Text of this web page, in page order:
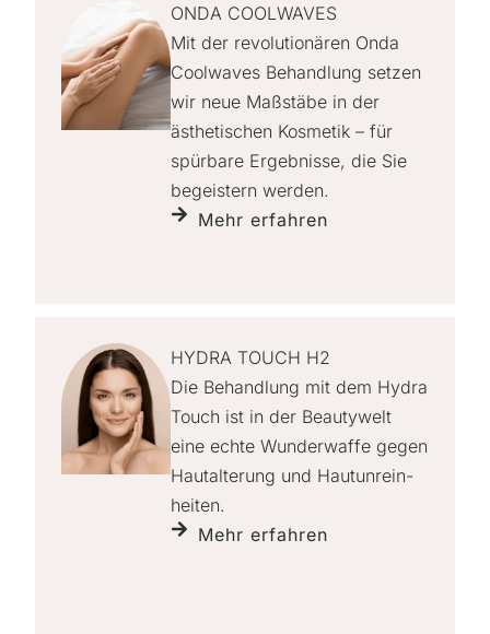
ONDA COOLWAVES
Mit der revolutionären Onda
Coolwaves Behandlung setzen
wir neue Maßstäbe in der
ästhetischen Kosmetik – für
spürbare Ergebnisse, die Sie
begeistern werden.
Mehr erfahren
HYDRA TOUCH H2
Die Behandlung mit dem Hydra
Touch ist in der Beauty­welt
eine echte Wunder­waffe gegen
Haut­alterung und Hautunrein­
heiten.
Mehr erfahren